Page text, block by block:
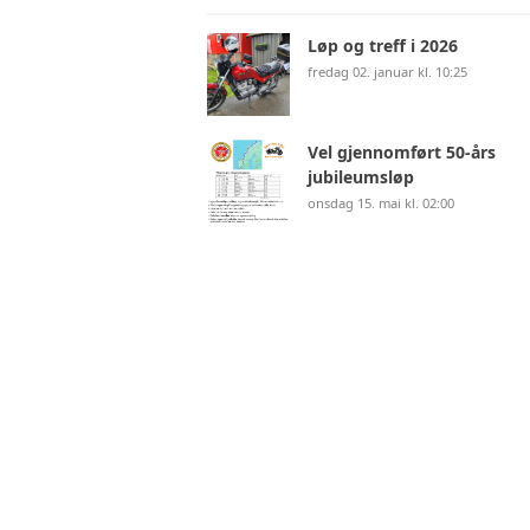
Løp og treff i 2026
fredag 02. januar kl. 10:25
Vel gjennomført 50-års
jubileumsløp
onsdag 15. mai kl. 02:00